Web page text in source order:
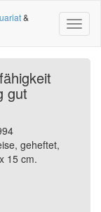
&
gut
geheftet,
15 cm.